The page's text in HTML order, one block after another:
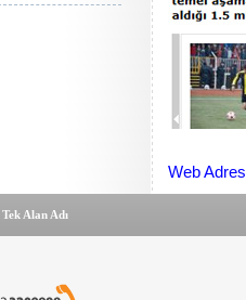
Web
Tek Alan Adı